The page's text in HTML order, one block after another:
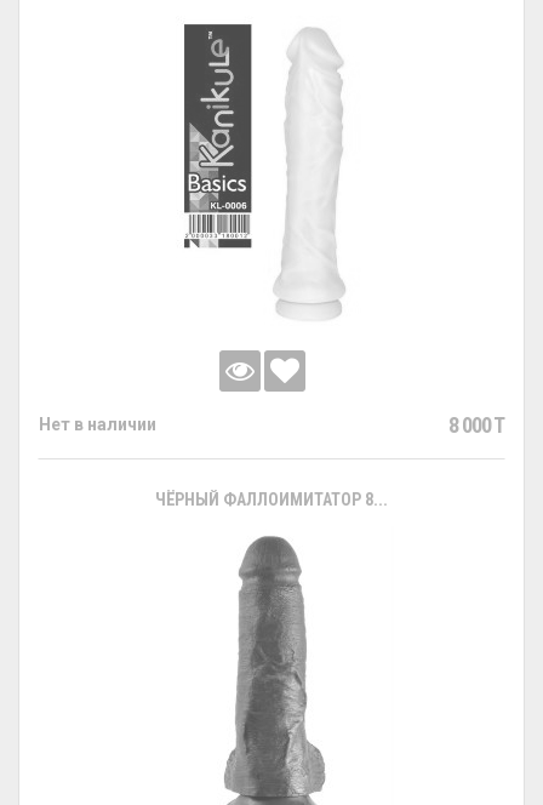
Нет в наличии 8 000 T
ЧЁРНЫЙ ФАЛЛОИМИТАТОР 8...